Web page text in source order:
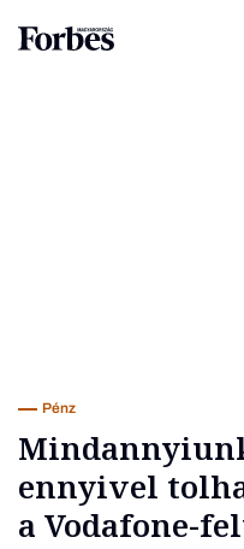
Pénz
ennyivel
a Vodafone-